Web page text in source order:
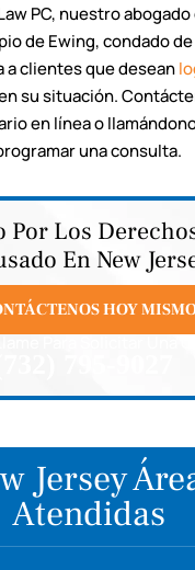
PC, nuestro
de Ewing, condado
a clientes que desean
su situación.
en línea o
una consulta.
Por Los
En New
HOY
Para Solicitar Una
Jersey
Atendidas